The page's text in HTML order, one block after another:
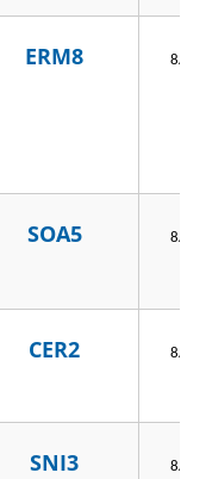
ERM8 8/4/
SOA5 8/4/
CER2 8/4/
SNI3 8/4/